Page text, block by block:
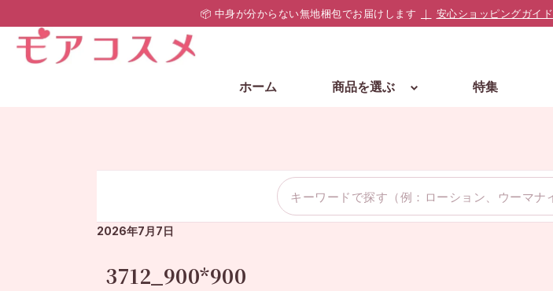
ホーム 商品を選ぶ 特集
2026年7月7日
3712_900*900
📦 中身が分からない無地梱包でお届けします 安心ショッピングガイド